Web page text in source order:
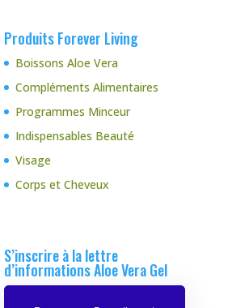
Produits Forever Living
Boissons Aloe Vera
Compléments Alimentaires
Programmes Minceur
Indispensables Beauté
Visage
Corps et Cheveux
S’inscrire à la lettre
d’informations Aloe Vera Gel